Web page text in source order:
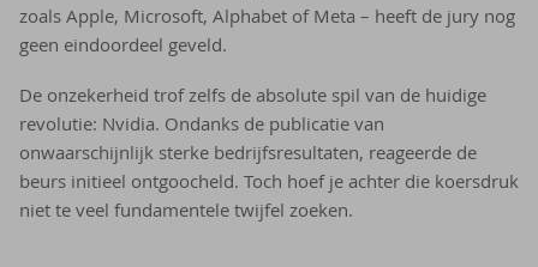
zoals Apple, Microsoft, Alphabet of Meta – heeft de jury nog
geen eindoordeel geveld.
De onzekerheid trof zelfs de absolute spil van de huidige
revolutie: Nvidia. Ondanks de publicatie van
onwaarschijnlijk sterke bedrijfsresultaten, reageerde de
beurs initieel ontgoocheld. Toch hoef je achter die koersdruk
niet te veel fundamentele twijfel zoeken.